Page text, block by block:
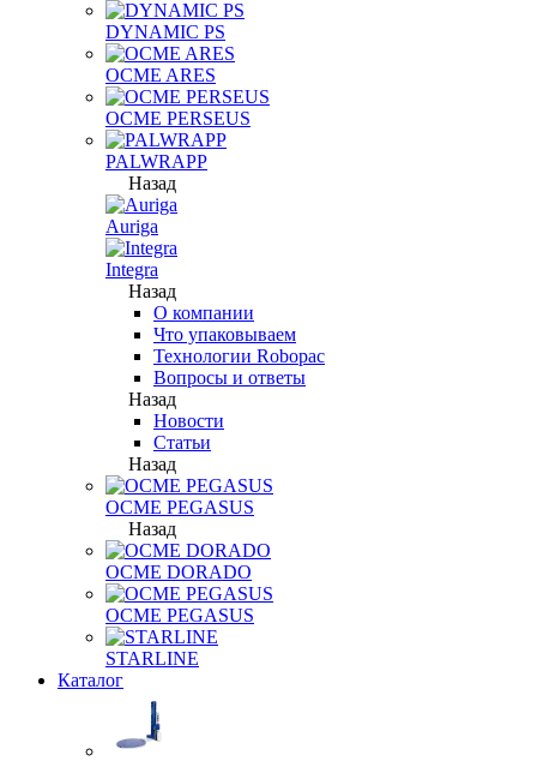
DYNAMIC PS
OCME ARES
OCME PERSEUS
PALWRAPP
Назад
Auriga
Integra
Назад
О компании
Что упаковываем
Технологии Robopac
Вопросы и ответы
Назад
Новости
Статьи
Назад
OCME PEGASUS
Назад
OCME DORADO
OCME PEGASUS
STARLINE
Каталог